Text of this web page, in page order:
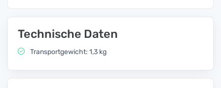
Technische Daten
Transportgewicht: 1,3 kg